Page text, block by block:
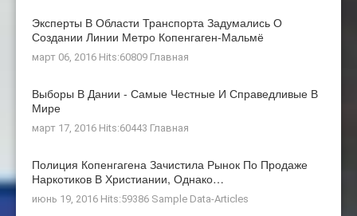
Эксперты В Области Транспорта Задумались О
Создании Линии Метро Копенгаген-Мальмё
март 06, 2016 Hits:60809 Главная
Выборы В Дании - Самые Честные И Справедливые В
Мире
март 17, 2016 Hits:60443 Главная
Полиция Копенгагена Зачистила Рынок По Продаже
Наркотиков В Христиании, Однако…
июнь 19, 2016 Hits:59386 Sample Data-Articles